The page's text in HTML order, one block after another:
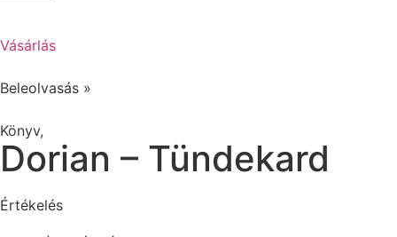
Vásárlás
Beleolvasás »
Könyv,
Dorian – Tündekard
Értékelés